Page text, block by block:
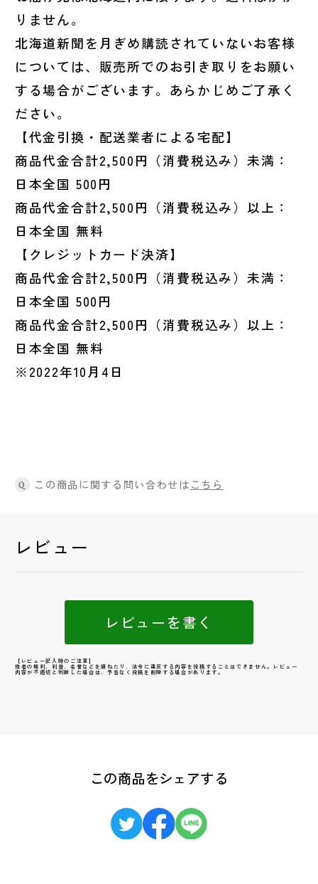
りません。
北海道新聞を月ぎめ購読されていないお客様
については、販売所でのお引き取りをお願い
する場合がございます。あらかじめご了承く
ださい。
【代金引換・配送業者による宅配】
商品代金合計2,500円（消費税込み）未満：
日本全国 500円
商品代金合計2,500円（消費税込み）以上：
日本全国 無料
【クレジットカード決済】
商品代金合計2,500円（消費税込み）未満：
日本全国 500円
商品代金合計2,500円（消費税込み）以上：
日本全国 無料
※2022年10月4日
Q この商品に関する問い合わせはこちら
レビュー
レビューを書く
【レビュー記入時のご注意】
他者の権利、利益、名誉などを損ねたり、法令に違反する内容を投稿することはできません。レビュー
内容が不適切と判断した場合は、予告なく投稿を削除する場合があります。
この商品をシェアする